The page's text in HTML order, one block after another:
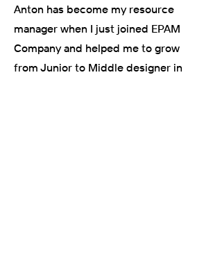
Anton has become my resource
manager when I just joined EPAM
Company and helped me to grow
from Junior to Middle designer in